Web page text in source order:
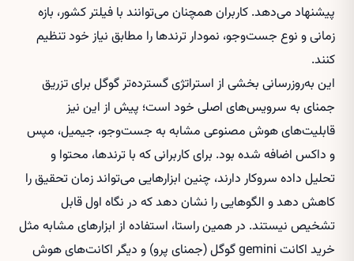
پیشنهاد می‌دهد. کاربران همچنان می‌توانند با فیلتر کشور، بازه
زمانی و نوع جست‌وجو، نمودار ترندها را مطابق نیاز خود تنظیم
کنند.
این به‌روزرسانی بخشی از استراتژی گسترده‌تر گوگل برای تزریق
جمنای به سرویس‌های اصلی خود است؛ پیش از این نیز
قابلیت‌های هوش مصنوعی مشابه به جست‌وجو، جیمیل، مپس
و داکس اضافه شده بود. برای کاربرانی که با ترندها، محتوا و
تحلیل داده سروکار دارند، چنین ابزارهایی می‌تواند زمان تحقیق را
کاهش دهد و الگوهایی را نشان دهد که در نگاه اول قابل
تشخیص نیستند. در همین راستا، استفاده از ابزارهای مشابه مثل
خرید اکانت gemini گوگل (جمنای پرو)
و دیگر اکانت‌های هوش